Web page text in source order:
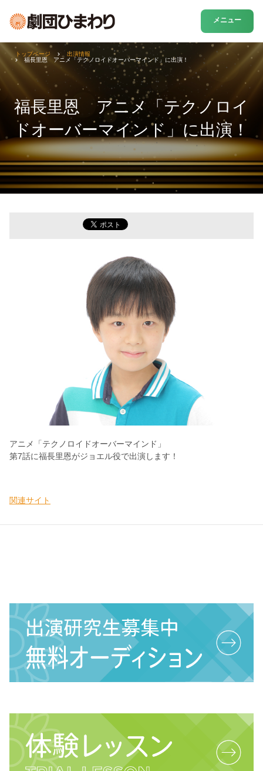
メニュー
福長里恩 アニメ「テクノロイ
ドオーバーマインド」に出演！
トップページ
出演情報
福長里恩 アニメ「テクノロイドオーバーマインド」に出演！
アニメ「テクノロイドオーバーマインド」
第7話に福長里恩がジョエル役で出演します！
関連サイト